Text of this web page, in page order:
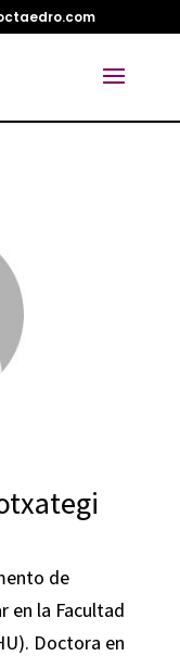
de
en la Facultad
Doctora en